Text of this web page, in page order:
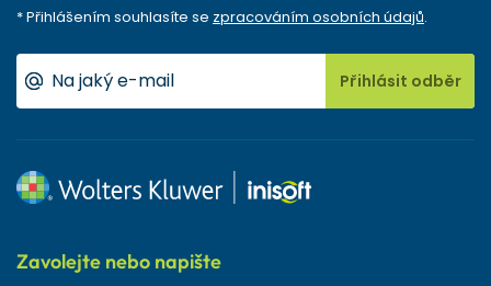
* Přihlášením souhlasíte se zpracováním osobních údajů.
Přihlásit odběr
Zavolejte nebo napište